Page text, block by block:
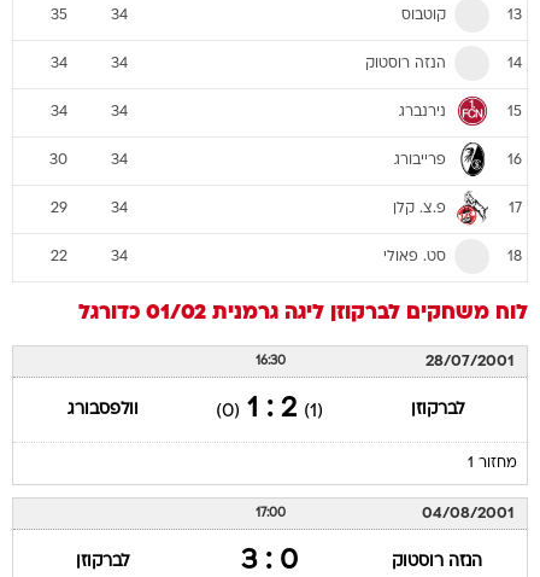
13 קוטבוס 34
35
14 הנזה רוסטוק 34
34
15 נירנברג 34
34
16 פרייבורג 34
30
17 פ.צ. קלן 34
29
18 סט. פאולי 34
22
לוח משחקים לברקוזן ליגה גרמנית 01/02 כדורגל
28/07/2001
16:30
לברקוזן (1)
2 : 1
(0) וולפסבורג
מחזור 1
04/08/2001
17:00
הנזה רוסטוק 0 : 3 לברקוזן